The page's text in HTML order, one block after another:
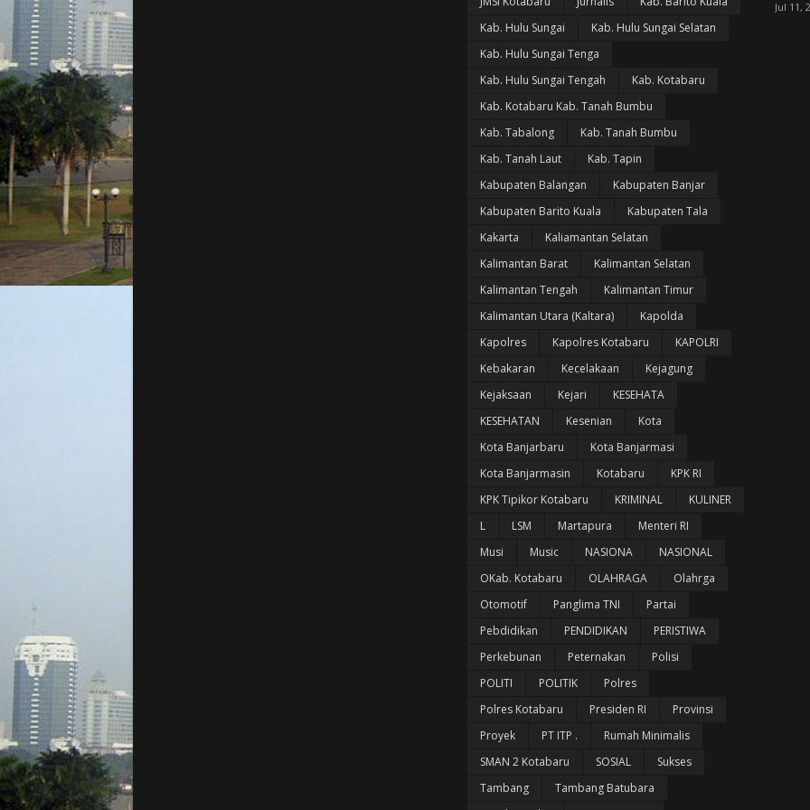
Kab. Hulu Sungai
Kab. Hulu Sungai Selatan
Kab. Hulu Sungai Tenga
Kab. Hulu Sungai Tengah
Kab. Kotabaru
Kab. Kotabaru Kab. Tanah Bumbu
Kab. Tabalong
Kab. Tanah Bumbu
Kab. Tanah Laut
Kab. Tapin
Kabupaten Balangan
Kabupaten Banjar
Kabupaten Barito Kuala
Kabupaten Tala
Kakarta
Kaliamantan Selatan
Kalimantan Barat
Kalimantan Selatan
Kalimantan Tengah
Kalimantan Timur
Kalimantan Utara (Kaltara)
Kapolda
Kapolres
Kapolres Kotabaru
KAPOLRI
Kebakaran
Kecelakaan
Kejagung
Kejaksaan
Kejari
KESEHATA
KESEHATAN
Kesenian
Kota
Kota Banjarbaru
Kota Banjarmasi
Kota Banjarmasin
Kotabaru
KPK RI
KPK Tipikor Kotabaru
KRIMINAL
KULINER
L
LSM Martapura
Menteri RI
Musi
Music NASIONA
NASIONAL
OKab. Kotabaru
OLAHRAGA
Olahrga
Otomotif
Panglima TNI
Partai
Pebdidikan
PENDIDIKAN
PERISTIWA
Perkebunan
Peternakan
Polisi
POLITI
POLITIK
Polres
Polres Kotabaru
Presiden RI
Provinsi
Proyek
PT ITP .
Rumah Minimalis
SMAN 2 Kotabaru
SOSIAL
Sukses
Tambang
Tambang Batubara
Jul 11,